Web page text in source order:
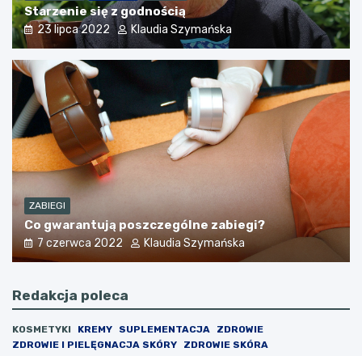
Starzenie się z godnością
23 lipca 2022 Klaudia Szymańska
ZABIEGI
Co gwarantują poszczególne zabiegi?
7 czerwca 2022 Klaudia Szymańska
Redakcja poleca
KOSMETYKI KREMY SUPLEMENTACJA
ZDROWIE
ZDROWIE I PIELĘGNACJA SKÓRY
ZDROWIE SKÓRA